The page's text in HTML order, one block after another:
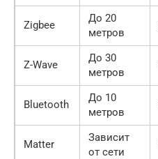
Zigbee
До 20
метров
Z-Wave
До 30
метров
Bluetooth
До 10
метров
Matter
Зависит
от сети